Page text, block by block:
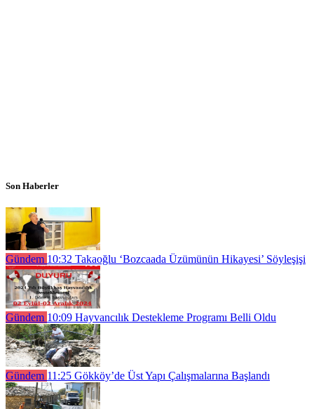
Son Haberler
Gündem 10:32 Takaoğlu ‘Bozcaada Üzümünün Hikayesi’ Söyleşişi
Gündem 10:09 Hayvancılık Destekleme Programı Belli Oldu
Gündem 11:25 Gökköy’de Üst Yapı Çalışmalarına Başlandı